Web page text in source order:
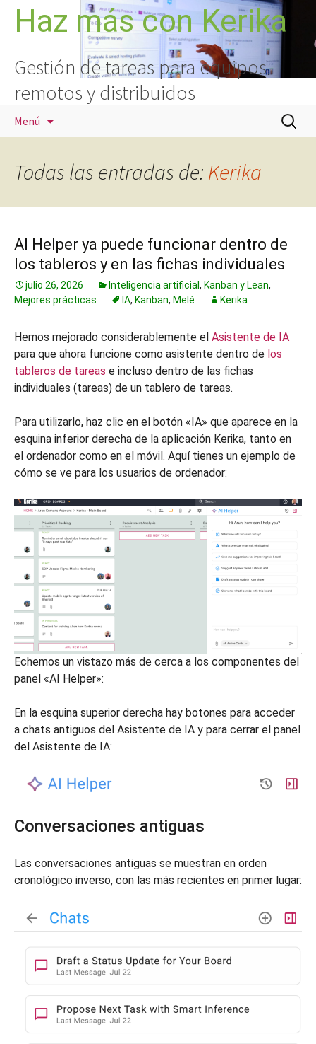
SaltarHaz más con Kerika
Gestión de tareas para equipos
remotos y distribuidos
Menú
Buscar:
Todas las entradas de: Kerika
AI Helper ya puede funcionar dentro de
los tableros y en las fichas individuales
julio 26, 2026 Inteligencia artificial , Kanban y Lean,
Mejores prácticas
IA, Kanban, Melé Kerika
Hemos mejorado considerablemente el Asistente de IA
para que ahora funcione como asistente dentro de los
tableros de tareas e incluso dentro de las fichas
individuales (tareas) de un tablero de tareas.
Para utilizarlo, haz clic en el botón «IA» que aparece en la
esquina inferior derecha de la aplicación Kerika, tanto en
el ordenador como en el móvil. Aquí tienes un ejemplo de
cómo se ve para los usuarios de ordenador:
Echemos un vistazo más de cerca a los componentes del
panel «AI Helper»:
En la esquina superior derecha hay botones para acceder
a chats antiguos del Asistente de IA y para cerrar el panel
del Asistente de IA:
Conversaciones antiguas
Las conversaciones antiguas se muestran en orden
cronológico inverso, con las más recientes en primer lugar: